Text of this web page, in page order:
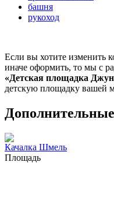
башня
рукоход
Если вы хотите изменить
иначе оформить, то мы с
«Детская площадка
детскую площадку вашей
Качалка Шмель
Площадь